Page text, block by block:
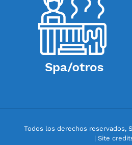
Todos los derechos reservados,
| Site